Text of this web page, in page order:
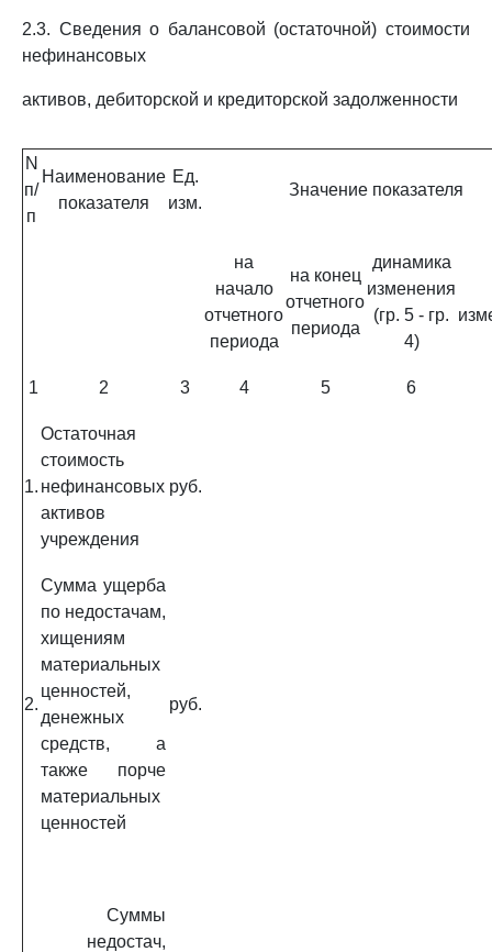
2.3. Сведения о балансовой (остаточной) стоимости
нефинансовых
активов, дебиторской и кредиторской задолженности
N
п/
п
Наименование
показателя
Ед.
изм.
Значение показателя
на
начало
отчетного
периода
на конец
отчетного
периода
динамика
изменения
(гр. 5 - гр.
4)
1 2 3 4 5 6
1.
Остаточная
стоимость
нефинансовых
активов
учреждения
руб.
2.
Сумма ущерба
по недостачам,
хищениям
материальных
ценностей,
денежных
средств, а
также порче
материальных
ценностей
руб.
Суммы
недостач,